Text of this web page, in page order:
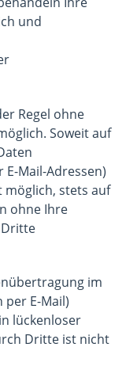
und
Regel ohne
Soweit auf
Mail-Adressen)
möglich, stets auf
ohne Ihre
im
E-Mail)
lückenloser
Dritte ist nicht